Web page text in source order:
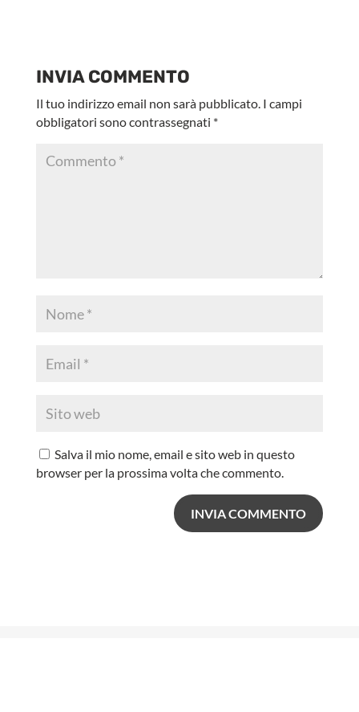
INVIA COMMENTO
Il tuo indirizzo email non sarà pubblicato. I campi
obbligatori sono contrassegnati *
Salva il mio nome, email e sito web in questo
browser per la prossima volta che commento.